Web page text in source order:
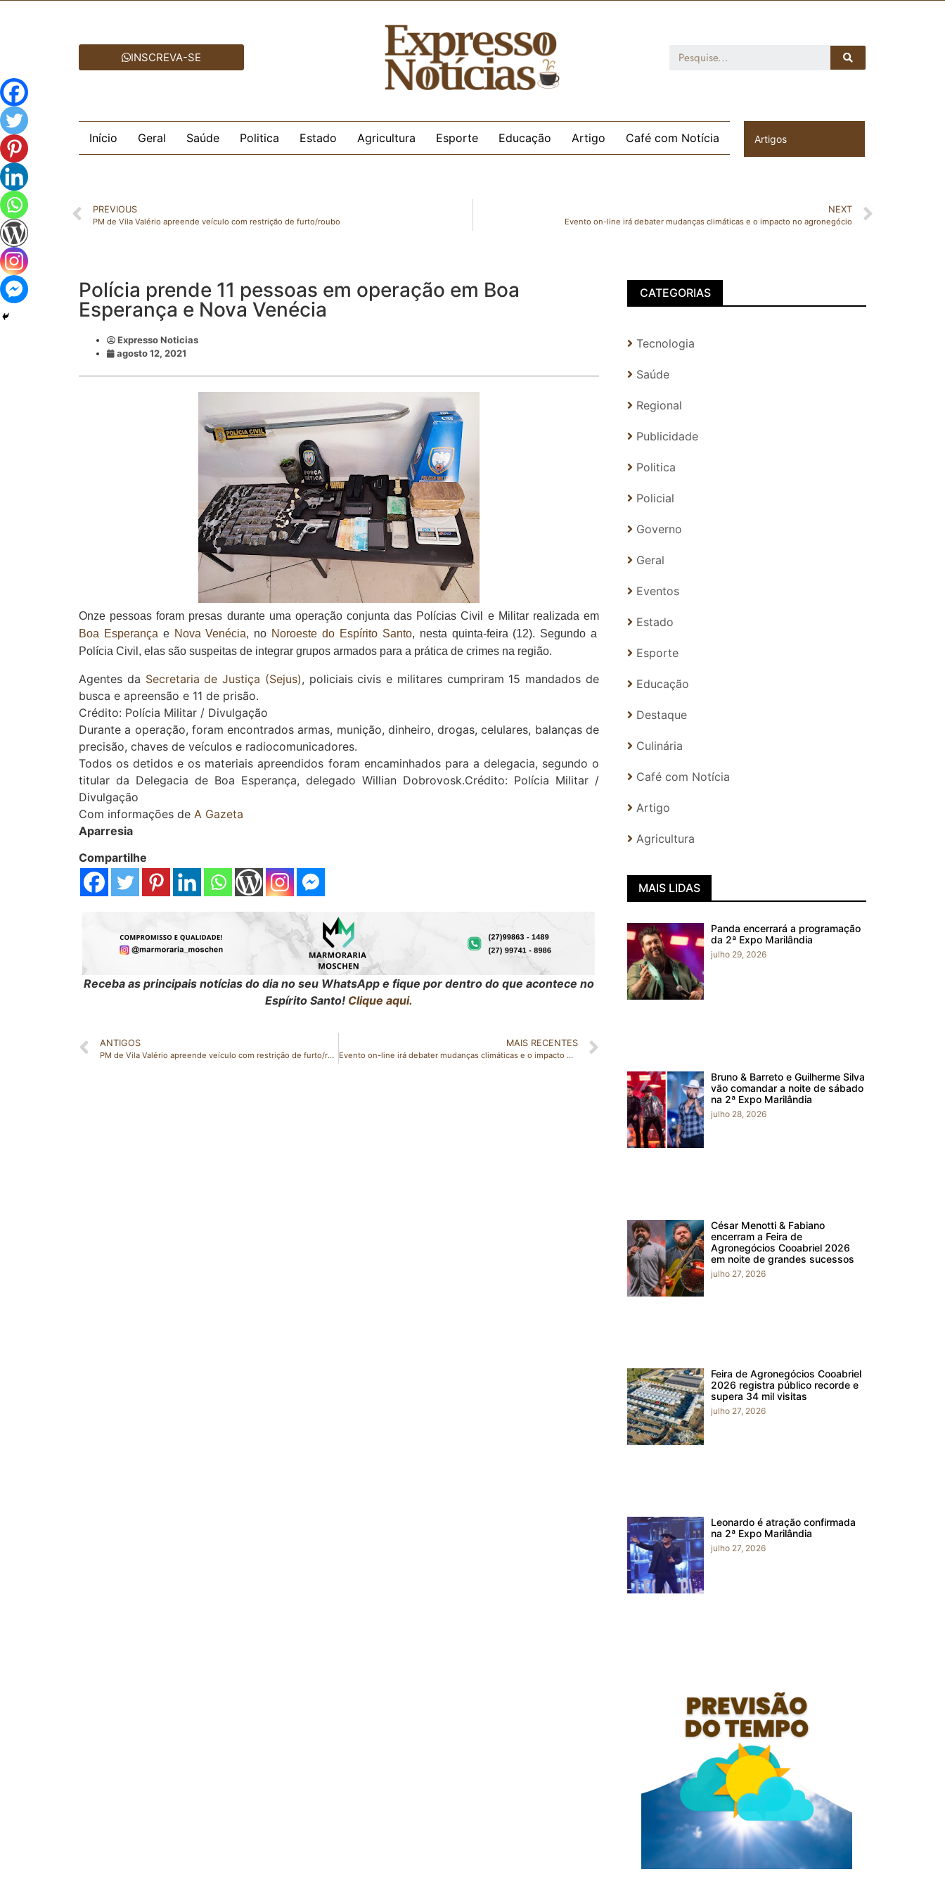
INSCREVA-SE
Início Geral Saúde Politica Estado Agricultura Esporte Educação Artigo Café com Notícia Artigos
PREVIOUS
PM de Vila Valério apreende veículo com restrição de furto/roubo
NEXT
Evento on-line irá debater mudanças climáticas e o impacto no agronegócio
Polícia prende 11 pessoas em operação em Boa
Esperança e Nova Venécia
Expresso Noticias
agosto 12, 2021
Onze pessoas foram presas durante uma operação conjunta das Polícias Civil e Militar realizada em
Boa Esperança e Nova Venécia, no Noroeste do Espírito Santo, nesta quinta-feira (12). Segundo a
Polícia Civil, elas são suspeitas de integrar grupos armados para a prática de crimes na região.
Agentes da Secretaria de Justiça (Sejus), policiais civis e militares cumpriram 15 mandados de
busca e apreensão e 11 de prisão.
Crédito: Polícia Militar / Divulgação
Durante a operação, foram encontrados armas, munição, dinheiro, drogas, celulares, balanças de
precisão, chaves de veículos e radiocomunicadores.
Todos os detidos e os materiais apreendidos foram encaminhados para a delegacia, segundo o
titular da Delegacia de Boa Esperança, delegado Willian Dobrovosk.Crédito: Polícia Militar /
Divulgação
Com informações de A Gazeta
Aparresia
Compartilhe
Receba as principais notícias do dia no seu WhatsApp e fique por dentro do que acontece no
Espírito Santo! Clique aqui.
ANTIGOS
PM de Vila Valério apreende veículo com restrição de furto/roubo
MAIS RECENTES
Evento on-line irá debater mudanças climáticas e o impacto no agronegócio
CATEGORIAS
Tecnologia
Saúde
Regional
Publicidade
Politica
Policial
Governo
Geral
Eventos
Estado
Esporte
Educação
Destaque
Culinária
Café com Notícia
Artigo
Agricultura
MAIS LIDAS
Panda encerrará a programação
da 2ª Expo Marilândia
julho 29, 2026
Bruno & Barreto e Guilherme Silva
vão comandar a noite de sábado
na 2ª Expo Marilândia
julho 28, 2026
César Menotti & Fabiano
encerram a Feira de
Agronegócios Cooabriel 2026
em noite de grandes sucessos
julho 27, 2026
Feira de Agronegócios Cooabriel
2026 registra público recorde e
supera 34 mil visitas
julho 27, 2026
Leonardo é atração confirmada
na 2ª Expo Marilândia
julho 27, 2026